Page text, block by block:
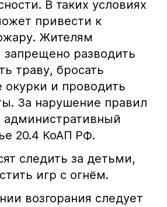
В таких условиях
привести к
Жителям
запрещено разводить
траву, бросать
окурки и проводить
За нарушение правил
административный
20.4 КоАП РФ.
следить за детьми,
игр с огнём.
возгорания следует